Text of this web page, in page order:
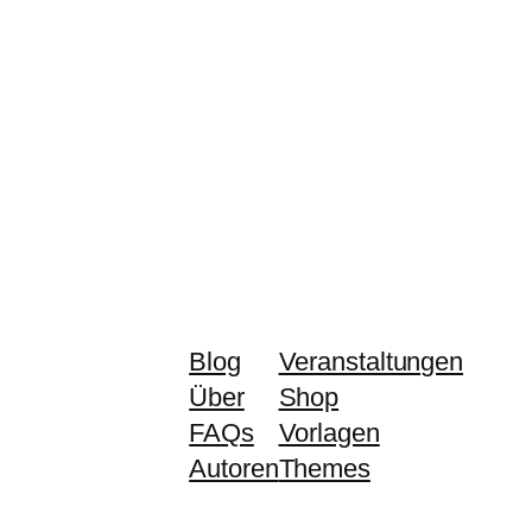
Blog
Über
FAQs
Autoren
Veranstaltungen
Shop
Vorlagen
Themes